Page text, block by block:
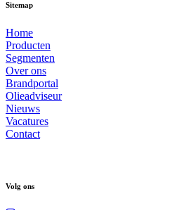
Sitemap
Home
Producten
Segmenten
Over ons
Brandportal
Olieadviseur
Nieuws
Vacatures
Contact
Volg ons